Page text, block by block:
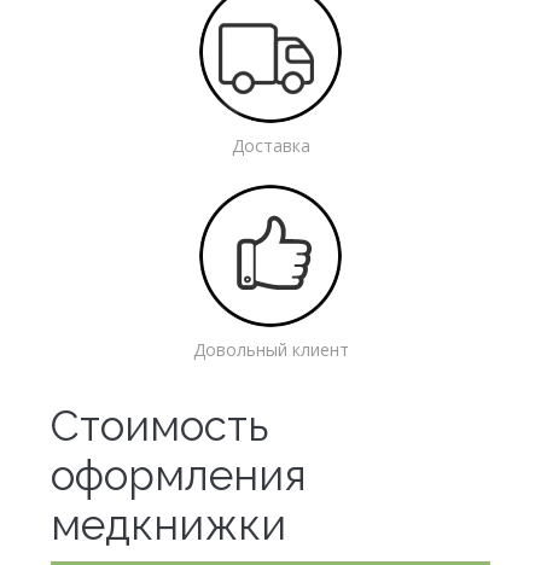
Доставка
Довольный клиент
Стоимость
оформления
медкнижки